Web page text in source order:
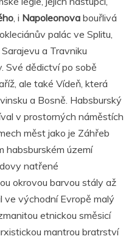
, i Napoleonova bouřlivá
palác ve Splitu,
a Travniku
Své dědictví po sobě
ale také Vídeň, která
a Bosně. Habsburský
v prostorných náměstích
měst jako je Záhřeb
habsburském území
natřené
okrovou barvou stály až
ve východní Evropě malý
etnickou směsicí
mantrou bratrství